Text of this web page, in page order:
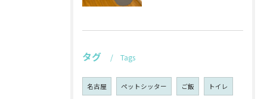
タグ Tags
名古屋 ペットシッター ご飯 トイレ